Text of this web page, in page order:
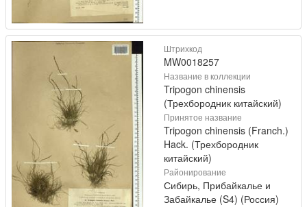
Штрихкод
MW0018257
Название в коллекции
Tripogon chinensis
(Трехбородник китайский)
Принятое название
Tripogon chinensis (Franch.)
Hack. (Трехбородник
китайский)
Районирование
Сибирь, Прибайкалье и
Забайкалье (S4) (Россия)